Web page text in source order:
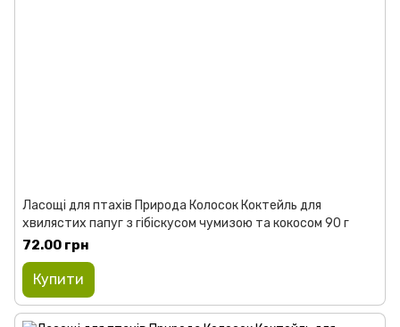
Ласощі для птахів Природа Колосок Коктейль для
хвилястих папуг з гібіскусом чумизою та кокосом 90 г
72.00 грн
Купити